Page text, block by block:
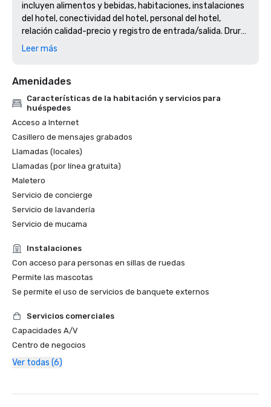
incluyen alimentos y bebidas, habitaciones, instalaciones
del hotel, conectividad del hotel, personal del hotel,
relación calidad-precio y registro de entrada/salida. Drury
Hotels obtuvo el primer puesto en todas las categorías, lo
Visite jdpower.com/awards para obtener más
Leer más
Amenidades
Características de la habitación y servicios para
huéspedes
Acceso a Internet
Casillero de mensajes grabados
Llamadas (locales)
Llamadas (por línea gratuita)
Maletero
Servicio de concierge
Servicio de lavandería
Servicio de mucama
Instalaciones
Con acceso para personas en sillas de ruedas
Permite las mascotas
Se permite el uso de servicios de banquete externos
Servicios comerciales
Capacidades A/V
Centro de negocios
Ver todas (6)